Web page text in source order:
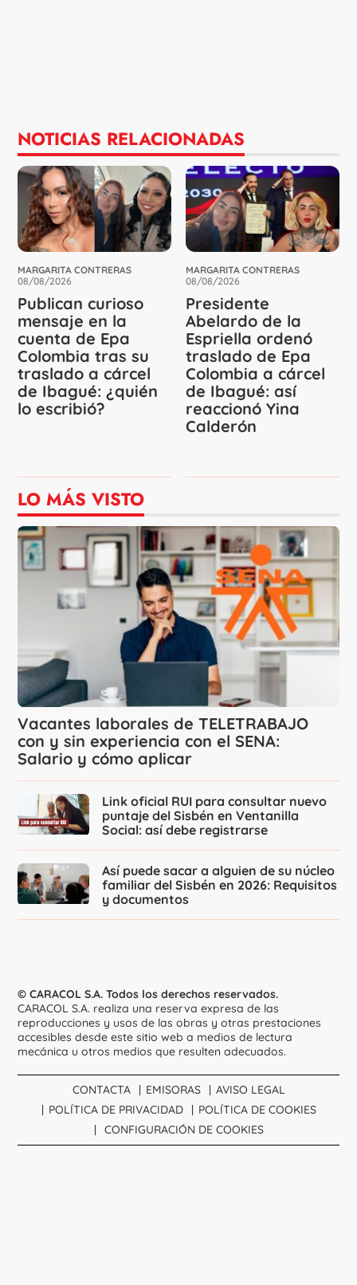
NOTICIAS RELACIONADAS
MARGARITA CONTRERAS
08/08/2026
Publican curioso
mensaje en la
cuenta de Epa
Colombia tras su
traslado a cárcel
de Ibagué: ¿quién
lo escribió?
MARGARITA CONTRERAS
08/08/2026
Presidente
Abelardo de la
Espriella ordenó
traslado de Epa
Colombia a cárcel
de Ibagué: así
reaccionó Yina
Calderón
LO MÁS VISTO
Vacantes laborales de TELETRABAJO
con y sin experiencia con el SENA:
Salario y cómo aplicar
Link oficial RUI para consultar nuevo
puntaje del Sisbén en Ventanilla
Social: así debe registrarse
Así puede sacar a alguien de su núcleo
familiar del Sisbén en 2026: Requisitos
y documentos
© CARACOL S.A. Todos los derechos reservados.
CARACOL S.A. realiza una reserva expresa de las
reproducciones y usos de las obras y otras prestaciones
accesibles desde este sitio web a medios de lectura
mecánica u otros medios que resulten adecuados.
CONTACTA EMISORAS
AVISO LEGAL
POLÍTICA DE PRIVACIDAD
POLÍTICA DE COOKIES
CONFIGURACIÓN DE COOKIES